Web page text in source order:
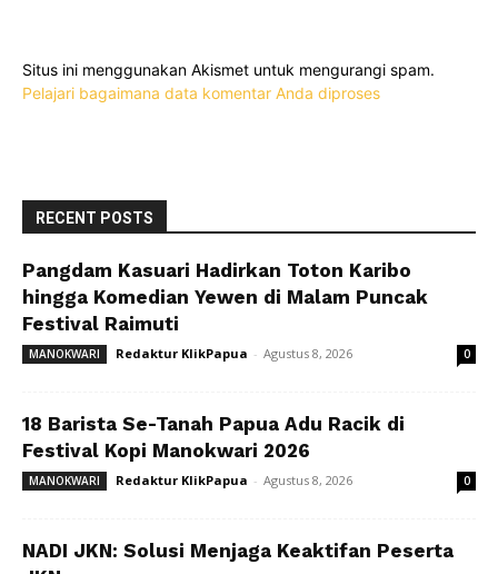
Situs ini menggunakan Akismet untuk mengurangi spam.
Pelajari bagaimana data komentar Anda diproses
RECENT POSTS
Pangdam Kasuari Hadirkan Toton Karibo
hingga Komedian Yewen di Malam Puncak
Festival Raimuti
MANOKWARI Redaktur KlikPapua - Agustus 8, 2026 0
18 Barista Se-Tanah Papua Adu Racik di
Festival Kopi Manokwari 2026
MANOKWARI Redaktur KlikPapua - Agustus 8, 2026 0
NADI JKN: Solusi Menjaga Keaktifan Peserta